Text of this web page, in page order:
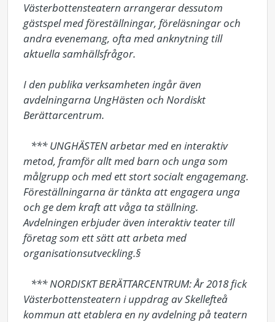
Västerbottensteatern arrangerar dessutom
gästspel med föreställningar, föreläsningar och
andra evenemang, ofta med anknytning till
aktuella samhällsfrågor.
I den publika verksamheten ingår även
avdelningarna UngHästen och Nordiskt
Berättarcentrum.
metod, framför allt med barn och unga som
målgrupp och med ett stort socialt engagemang.
Föreställningarna är tänkta att engagera unga
och ge dem kraft att våga ta ställning.
Avdelningen erbjuder även interaktiv teater till
företag som ett sätt att arbeta med
organisationsutveckling.§
Västerbottensteatern i uppdrag av Skellefteå
kommun att etablera en ny avdelning på teatern